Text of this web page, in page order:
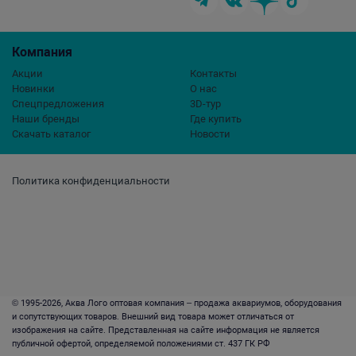
Политика конфиденциальности
Компания
Акции
Новинки
Спецпредложения
Наши бренды
Скачать каталог
Контакты
О нас
3D-тур
Где купить
Новости
© 1995-2026, Аква Лого оптовая компания – продажа аквариумов, оборудования
и сопутствующих товаров. Внешний вид товара может отличаться от
изображения на сайте. Представленная на сайте информация не является
публичной офертой, определяемой положениями ст. 437 ГК РФ